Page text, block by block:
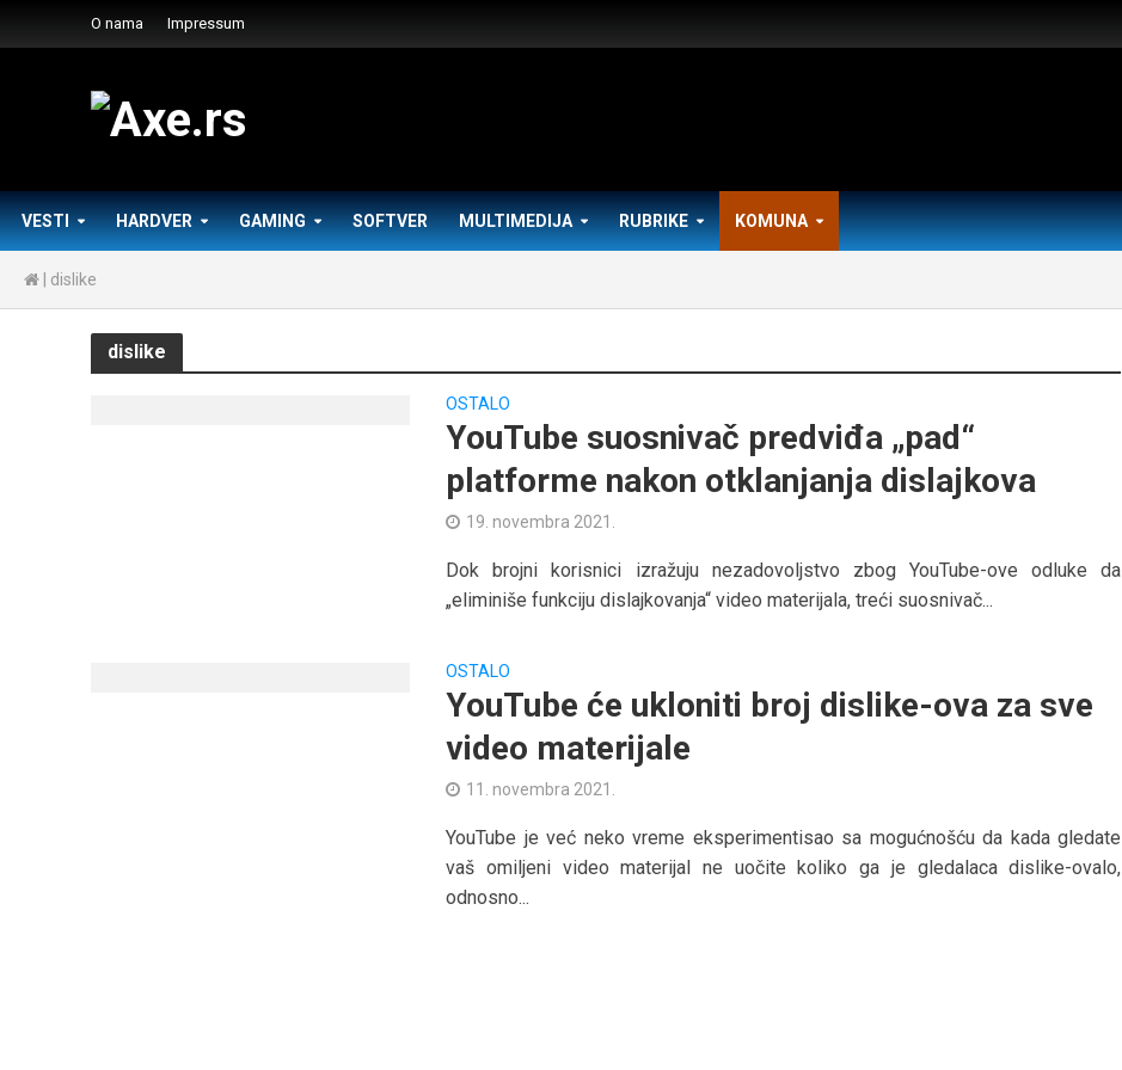
O nama Impressum
VESTI HARDVER GAMING SOFTVER MULTIMEDIJA RUBRIKE KOMUNA
dislike
dislike
OSTALO
YouTube suosnivač predviđa „pad“
platforme nakon otklanjanja dislajkova
19. novembra 2021.
Dok brojni korisnici izražuju nezadovoljstvo zbog YouTube-ove odluke da
„eliminiše funkciju dislajkovanja“ video materijala, treći suosnivač...
OSTALO
YouTube će ukloniti broj dislike-ova za sve
video materijale
11. novembra 2021.
YouTube je već neko vreme eksperimentisao sa mogućnošću da kada gledate
vaš omiljeni video materijal ne uočite koliko ga je gledalaca dislike-ovalo,
odnosno...